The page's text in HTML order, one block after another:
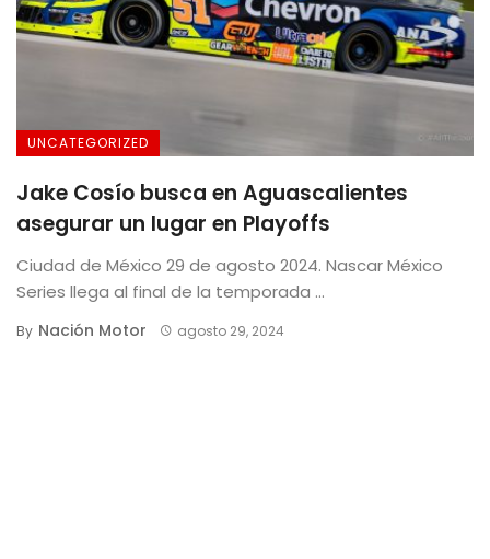
UNCATEGORIZED
Jake Cosío busca en Aguascalientes
asegurar un lugar en Playoffs
Ciudad de México 29 de agosto 2024. Nascar México
Series llega al final de la temporada ...
By Nación Motor agosto 29, 2024